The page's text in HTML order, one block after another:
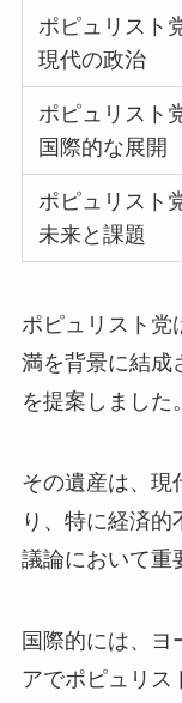
ポピュリスト
現代の政治
ポピュリスト
国際的な展開
ポピュリスト
未来と課題
ポピュリスト党
満を背景に結成
を提案しました。
その遺産は、現
り、特に経済
議論において重
国際的には、ヨ
アでポピュリス